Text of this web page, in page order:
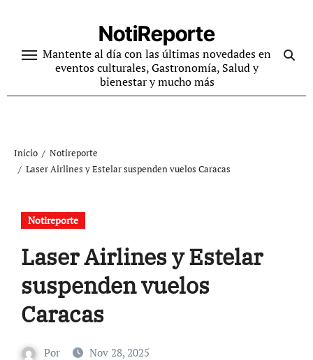
contenido
NotiReporte
Mantente al día con las últimas novedades en
eventos culturales, Gastronomía, Salud y
bienestar y mucho más
Inicio
Notireporte
Laser Airlines y Estelar suspenden vuelos Caracas
Notireporte
Laser Airlines y Estelar
suspenden vuelos
Caracas
Por Nov 28, 2025